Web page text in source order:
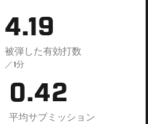
4.19
被弾した有効打数
／1分
0.42
平均サブミッション